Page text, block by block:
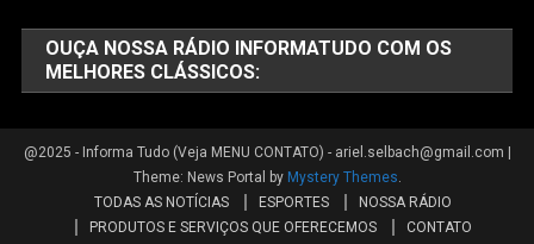
OUÇA NOSSA RÁDIO INFORMATUDO COM OS
MELHORES CLÁSSICOS:
@2025 - Informa Tudo (Veja MENU CONTATO) - ariel.selbach@gmail.com
Theme: News Portal by Mystery Themes.
TODAS AS NOTÍCIAS
ESPORTES
NOSSA RÁDIO
PRODUTOS E SERVIÇOS QUE OFERECEMOS
CONTATO